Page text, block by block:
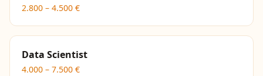
2.800 – 4.500 €
Data Scientist
4.000 – 7.500 €